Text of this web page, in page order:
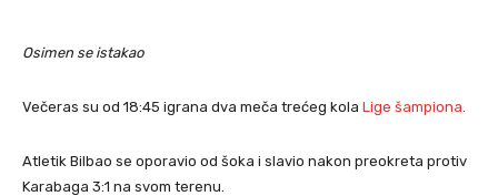
Osimen se istakao
Večeras su od 18:45 igrana dva meča trećeg kola Lige šampiona.
Atletik Bilbao se oporavio od šoka i slavio nakon preokreta protiv
Karabaga 3:1 na svom terenu.